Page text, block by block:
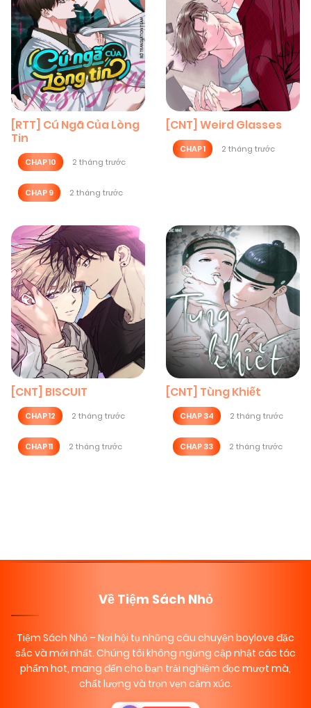
[RTT] Cú Ngã Của Lòng
Tin
CHAP 10 2 tháng trước
CHAP 9 2 tháng trước
[CNT] Weird Glasses
CHAP 1 2 tháng trước
[CNT] BISCUIT
CHAP 12 2 tháng trước
CHAP 11 2 tháng trước
[CNT] Tùng Khiết
CHAP 34 2 tháng trước
CHAP 33 2 tháng trước
Về Tiệm Sách Nhỏ
Tiệm Sách Nhỏ – Nơi hội tụ những câu chuyện boylove đặc
sắc và mới nhất. Chúng tôi không ngừng cập nhật các tác
phẩm hot, mang đến cho bạn trải nghiệm đọc mượt mà,
chất lượng và trọn vẹn cảm xúc.